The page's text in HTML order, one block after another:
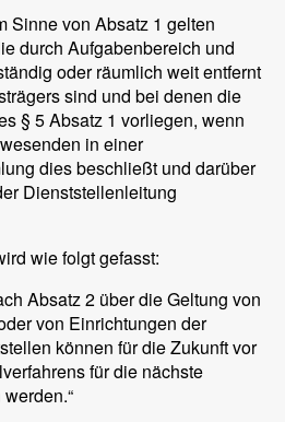
Sinne von Absatz 1 gelten
durch Aufgabenbereich und
oder räumlich weit entfernt
sind und bei denen die
§ 5 Absatz 1 vorliegen, wenn
in einer
dies beschließt und darüber
Dienststellenleitung
wie folgt gefasst:
Absatz 2 über die Geltung von
von Einrichtungen der
können für die Zukunft vor
für die nächste